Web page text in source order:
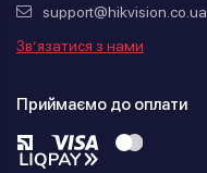
support@hikvision.co.ua
Зв’язатися з нами
Приймаємо до оплати